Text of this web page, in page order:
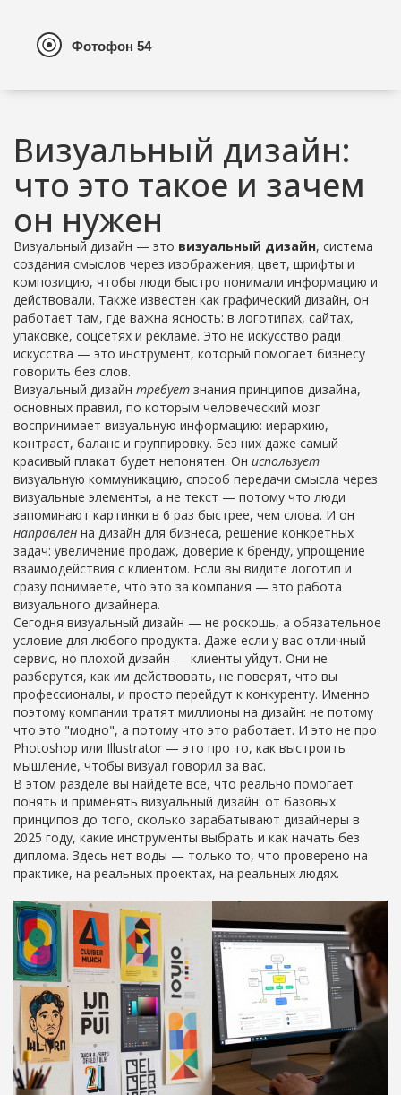
Визуальный дизайн:
что это такое и зачем
он нужен
Визуальный дизайн — это визуальный дизайн, система
создания смыслов через изображения, цвет, шрифты и
композицию, чтобы люди быстро понимали информацию и
действовали. Также известен как графический дизайн, он
работает там, где важна ясность: в логотипах, сайтах,
упаковке, соцсетях и рекламе. Это не искусство ради
искусства — это инструмент, который помогает бизнесу
говорить без слов.
Визуальный дизайн требует знания принципов дизайна,
основных правил, по которым человеческий мозг
воспринимает визуальную информацию: иерархию,
контраст, баланс и группировку. Без них даже самый
красивый плакат будет непонятен. Он использует
визуальную коммуникацию, способ передачи смысла через
визуальные элементы, а не текст — потому что люди
запоминают картинки в 6 раз быстрее, чем слова. И он
направлен на дизайн для бизнеса, решение конкретных
задач: увеличение продаж, доверие к бренду, упрощение
взаимодействия с клиентом. Если вы видите логотип и
сразу понимаете, что это за компания — это работа
визуального дизайнера.
Сегодня визуальный дизайн — не роскошь, а обязательное
условие для любого продукта. Даже если у вас отличный
сервис, но плохой дизайн — клиенты уйдут. Они не
разберутся, как им действовать, не поверят, что вы
профессионалы, и просто перейдут к конкуренту. Именно
поэтому компании тратят миллионы на дизайн: не потому
что это "модно", а потому что это работает. И это не про
Photoshop или Illustrator — это про то, как выстроить
мышление, чтобы визуал говорил за вас.
В этом разделе вы найдете всё, что реально помогает
понять и применять визуальный дизайн: от базовых
принципов до того, сколько зарабатывают дизайнеры в
2025 году, какие инструменты выбрать и как начать без
диплома. Здесь нет воды — только то, что проверено на
практике, на реальных проектах, на реальных людях.